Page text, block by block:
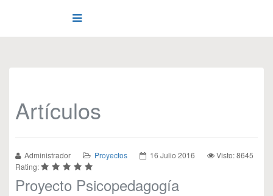
Artículos
Administrador Proyectos 16 Julio 2016
Visto: 8645
Rating:
Proyecto Psicopedagogía